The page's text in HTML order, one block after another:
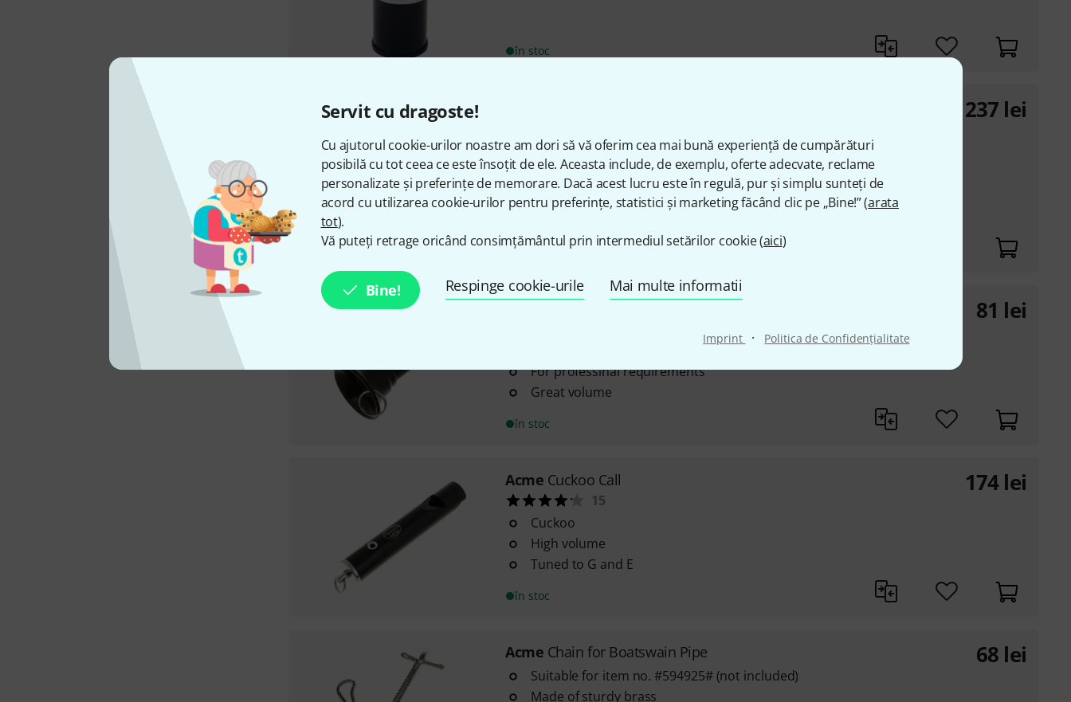
Servit cu dragoste!
Cu ajutorul cookie-urilor noastre am dori să vă oferim cea mai bună experiență de cumpărături
posibilă cu tot ceea ce este însoțit de ele. Aceasta include, de exemplu, oferte adecvate, reclame
personalizate și preferințe de memorare. Dacă acest lucru este în regulă, pur și simplu sunteți de
acord cu utilizarea cookie-urilor pentru preferințe, statistici și marketing făcând clic pe „Bine!” (arata
tot).
Vă puteți retrage oricând consimțământul prin intermediul setărilor cookie (aici)
Bine! Respinge cookie-urile Mai multe informatii
Imprint · Politica de Confidenţialitate
în stoc
1870
The whistle was originally used to give orders to the
crew of ...
Each whistle is tuned by hand to produce the full
în stoc
237 lei
For professinal requirements
Great volume
în stoc
81 lei
Acme Cuckoo Call
15
Cuckoo
High volume
Tuned to G and E
în stoc
174 lei
Acme Chain for Boatswain Pipe
Suitable for item no. #594925# (not included)
Made of sturdy brass
68 lei